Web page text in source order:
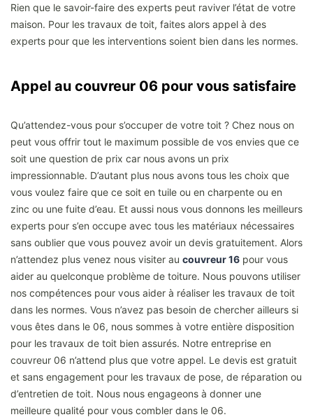
Rien que le savoir-faire des experts peut raviver l’état de votre
maison. Pour les travaux de toit, faites alors appel à des
experts pour que les interventions soient bien dans les normes.
Appel au couvreur 06 pour vous satisfaire
Qu’attendez-vous pour s’occuper de votre toit ? Chez nous on
peut vous offrir tout le maximum possible de vos envies que ce
soit une question de prix car nous avons un prix
impressionnable. D’autant plus nous avons tous les choix que
vous voulez faire que ce soit en tuile ou en charpente ou en
zinc ou une fuite d’eau. Et aussi nous vous donnons les meilleurs
experts pour s’en occupe avec tous les matériaux nécessaires
sans oublier que vous pouvez avoir un devis gratuitement. Alors
n’attendez plus venez nous visiter au couvreur 16 pour vous
aider au quelconque problème de toiture. Nous pouvons utiliser
nos compétences pour vous aider à réaliser les travaux de toit
dans les normes. Vous n’avez pas besoin de chercher ailleurs si
vous êtes dans le 06, nous sommes à votre entière disposition
pour les travaux de toit bien assurés. Notre entreprise en
couvreur 06 n’attend plus que votre appel. Le devis est gratuit
et sans engagement pour les travaux de pose, de réparation ou
d’entretien de toit. Nous nous engageons à donner une
meilleure qualité pour vous combler dans le 06.